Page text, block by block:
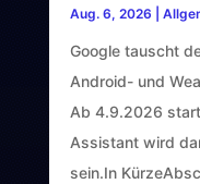
Aug. 6, 2026
Google tauscht
Android- und
Ab 4.9.2026
Assistant wird
sein.In